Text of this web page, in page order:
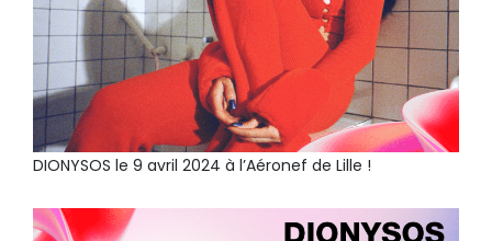
DIONYSOS le 9 avril 2024 à l’Aéronef de Lille !